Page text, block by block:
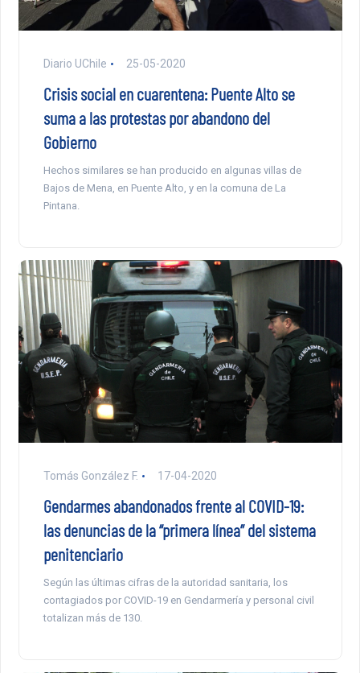
Diario UChile 25-05-2020
Crisis social en cuarentena: Puente Alto se
suma a las protestas por abandono del
Gobierno
Hechos similares se han producido en algunas villas de
Bajos de Mena, en Puente Alto, y en la comuna de La
Pintana.
Tomás González F. 17-04-2020
Gendarmes abandonados frente al COVID-19:
las denuncias de la “primera línea” del sistema
penitenciario
Según las últimas cifras de la autoridad sanitaria, los
contagiados por COVID-19 en Gendarmería y personal civil
totalizan más de 130.